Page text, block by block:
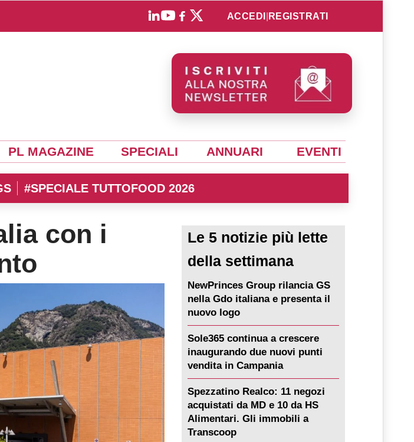
ACCEDI REGISTRATI
PL MAGAZINE SPECIALI ANNUARI EVENTI
#SPECIALE TUTTOFOOD 2026
con i
Le 5 notizie più lette
della settimana
NewPrinces Group rilancia GS
nella Gdo italiana e presenta il
nuovo logo
Sole365 continua a crescere
inaugurando due nuovi punti
vendita in Campania
Spezzatino Realco: 11 negozi
acquistati da MD e 10 da HS
Alimentari. Gli immobili a
Transcoop